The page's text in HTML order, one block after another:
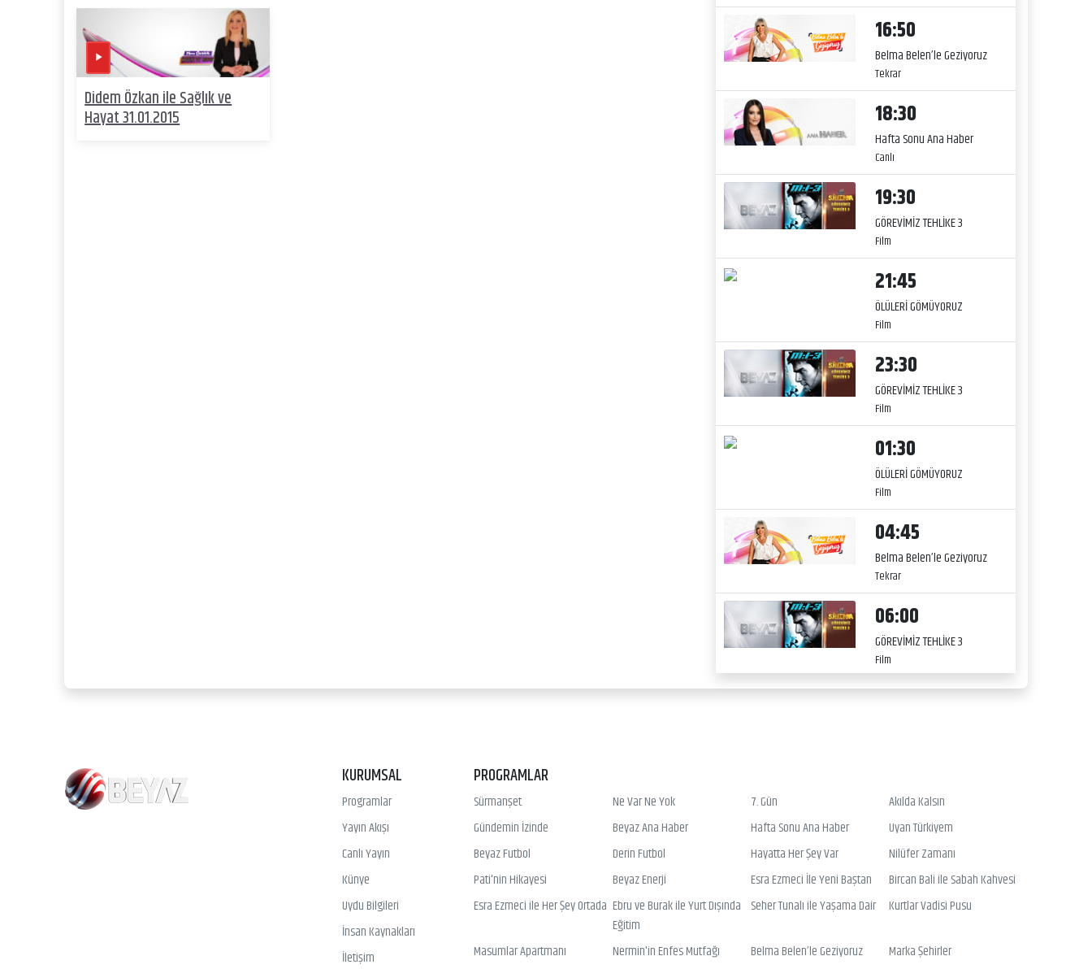
Didem Özkan ile Sağlık ve
Hayat 31.01.2015
16:50
Belma Belen’le Geziyoruz
Tekrar
18:30
Hafta Sonu Ana Haber
Canlı
19:30
GÖREVİMİZ TEHLİKE 3
Film
21:45
ÖLÜLERİ GÖMÜYORUZ
Film
23:30
GÖREVİMİZ TEHLİKE 3
Film
01:30
ÖLÜLERİ GÖMÜYORUZ
Film
04:45
Belma Belen’le Geziyoruz
Tekrar
06:00
GÖREVİMİZ TEHLİKE 3
Film
KURUMSAL
Programlar
Yayın Akışı
Canlı Yayın
Künye
Uydu Bilgileri
İnsan Kaynakları
İletişim
PROGRAMLAR
Sürmanşet Ne Var Ne Yok 7. Gün
Akılda Kalsın
Gündemin İzinde
Beyaz Ana Haber Hafta Sonu Ana Haber
Uyan Türkiyem
Beyaz Futbol
Derin Futbol Hayatta Her Şey Var
Nilüfer Zamanı
Pati'nin Hikayesi
Beyaz Enerji Esra Ezmeci İle Yeni Baştan
Bircan Bali ile Sabah Kahvesi
Esra Ezmeci ile Her Şey Ortada Ebru ve Burak ile Yurt Dışında
Eğitim
Seher Tunalı ile Yaşama Dair Kurtlar Vadisi Pusu
Masumlar Apartmanı Nermin'in Enfes Mutfağı Belma Belen’le Geziyoruz
Marka Şehirler